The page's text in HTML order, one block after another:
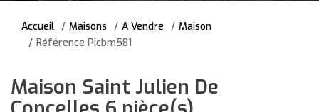
Accueil Maisons A Vendre
Maison
Référence Picbm581
Maison Saint Julien De